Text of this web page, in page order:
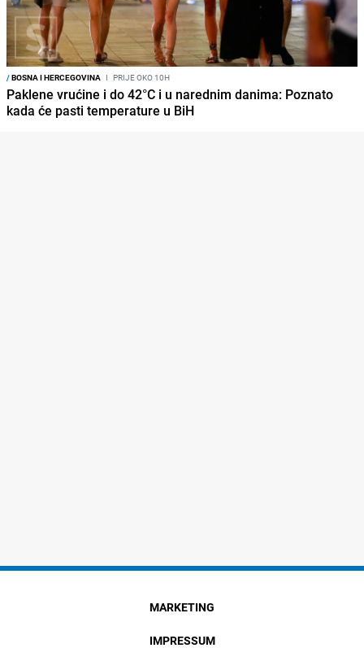
/BOSNA I HERCEGOVINA I PRIJE OKO 10H
Paklene vrućine i do 42°C i u narednim danima: Poznato
kada će pasti temperature u BiH
MARKETING
IMPRESSUM